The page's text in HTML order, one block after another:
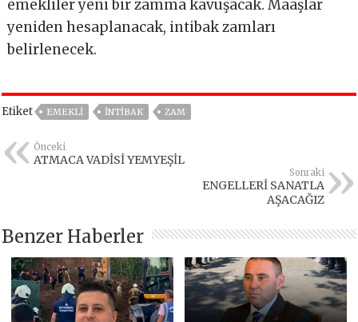
emekliler yeni bir zamma kavuşacak. Maaşlar
yeniden hesaplanacak, intibak zamları
belirlenecek.
Etiket EMEKLİ İNTİBAK ZAM
Önceki
ATMACA VADİSİ YEMYEŞİL
Sonraki
ENGELLERİ SANATLA
AŞACAĞIZ
Benzer Haberler